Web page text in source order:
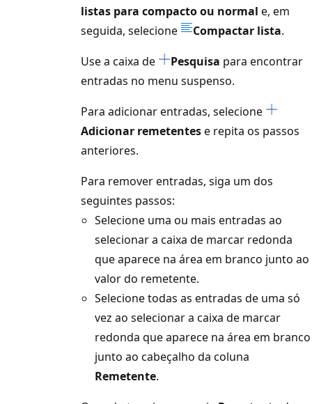
listas para compacto ou normal e, em
seguida, selecione
Compactar lista.
Use a caixa de
Pesquisa para encontrar
entradas no menu suspenso.
Para adicionar entradas, selecione
Adicionar remetentese repita os passos
anteriores.
Para remover entradas, siga um dos
seguintes passos:
Selecione uma ou mais entradas ao
selecionar a caixa de marcar redonda
que aparece na área em branco junto ao
valor do remetente.
Selecione todas as entradas de uma só
vez ao selecionar a caixa de marcar
redonda que aparece na área em branco
junto ao cabeçalho da coluna
Remetente.